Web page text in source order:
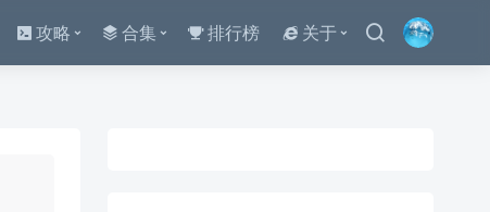
攻略 合集 排行榜 关于